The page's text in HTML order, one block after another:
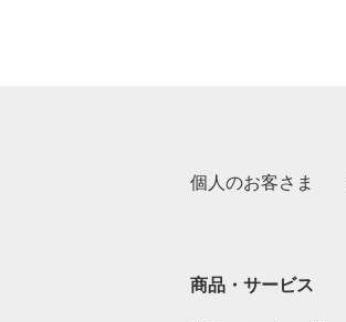
個人のお客さま
商品・サービス